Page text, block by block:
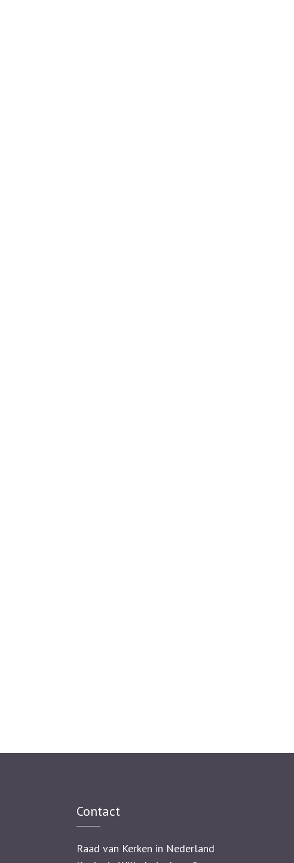
Contact
Raad van Kerken in Nederland